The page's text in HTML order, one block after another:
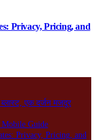
Privacy, Pricing, and
ब्लास्ट, एक दर्जन मजदूर
Guide
Privacy, Pricing, and